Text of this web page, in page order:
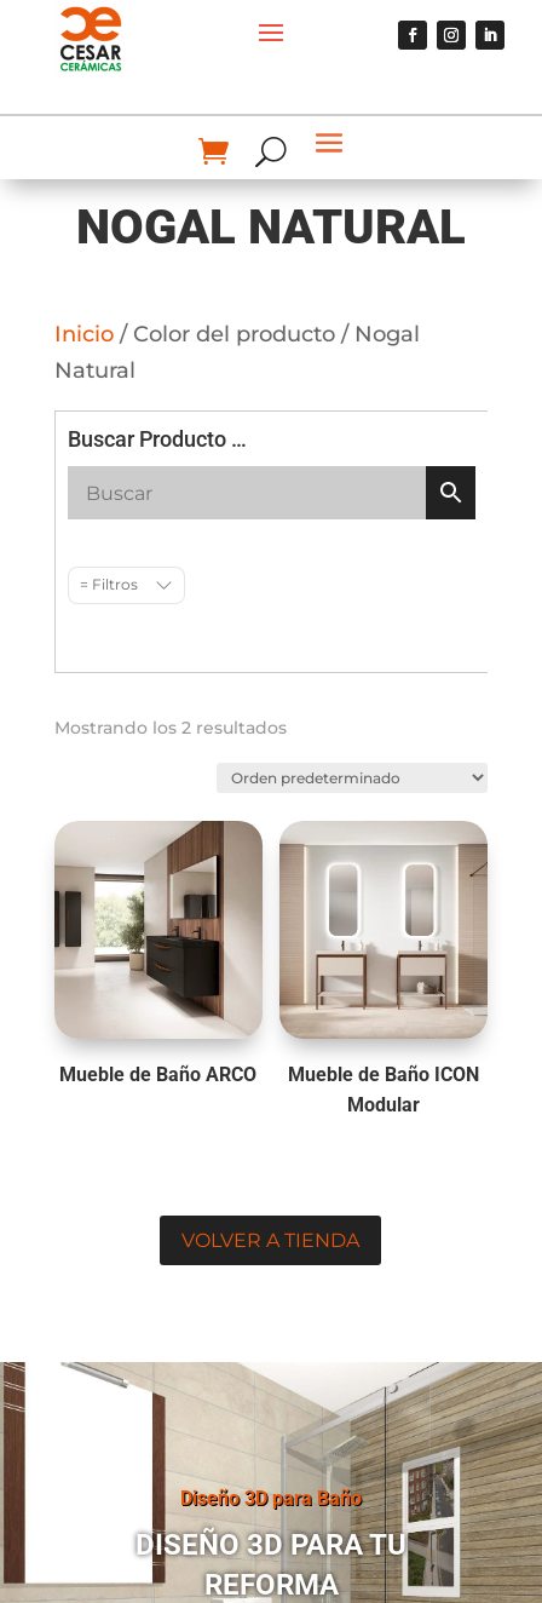
NOGAL NATURAL
Inicio/ Color del producto / Nogal
Natural
Buscar Producto …
= Filtros
Mostrando los 2 resultados
Mueble de Baño ARCO
Mueble de Baño ICON
Modular
VOLVER A TIENDA
Diseño 3D para Baño
DISEÑO 3D PARA TU
REFORMA